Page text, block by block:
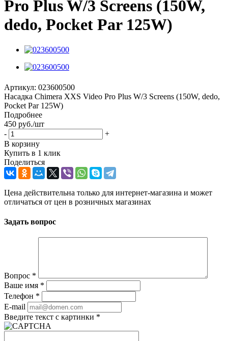
Pro Plus W/3 Screens (150W,
dedo, Pocket Par 125W)
Артикул: 023600500
Насадка Chimera XXS Video Pro Plus W/3 Screens (150W, dedo,
Pocket Par 125W)
Подробнее
450 руб./шт
-
+
В корзину
Купить в 1 клик
Поделиться
Цена действительна только для интернет-магазина и может
отличаться от цен в розничных магазинах
Задать вопрос
Вопрос *
Ваше имя *
Телефон *
E-mail
Введите текст с картинки *